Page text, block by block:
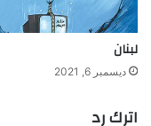
لبنان
ديسمبر 6, 2021
اترك رد